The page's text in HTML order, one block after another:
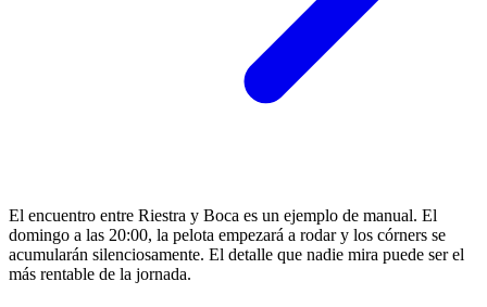
El encuentro entre Riestra y Boca es un ejemplo de manual. El
domingo a las 20:00, la pelota empezará a rodar y los córners se
acumularán silenciosamente. El detalle que nadie mira puede ser el
más rentable de la jornada.